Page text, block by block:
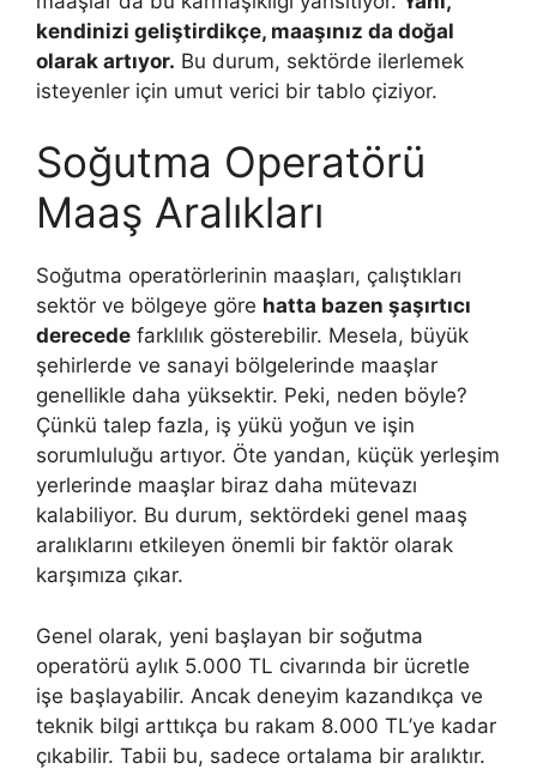
kendinizi geliştirdikçe, maaşınız da doğal
olarak artıyor. Bu durum, sektörde ilerlemek
isteyenler için umut verici bir tablo çiziyor.
Soğutma Operatörü
Maaş Aralıkları
Soğutma operatörlerinin maaşları, çalıştıkları
sektör ve bölgeye göre hatta bazen şaşırtıcı
derecede farklılık gösterebilir. Mesela, büyük
şehirlerde ve sanayi bölgelerinde maaşlar
genellikle daha yüksektir. Peki, neden böyle?
Çünkü talep fazla, iş yükü yoğun ve işin
sorumluluğu artıyor. Öte yandan, küçük yerleşim
yerlerinde maaşlar biraz daha mütevazı
kalabiliyor. Bu durum, sektördeki genel maaş
aralıklarını etkileyen önemli bir faktör olarak
karşımıza çıkar.
Genel olarak, yeni başlayan bir soğutma
operatörü aylık 5.000 TL civarında bir ücretle
işe başlayabilir. Ancak deneyim kazandıkça ve
teknik bilgi arttıkça bu rakam 8.000 TL’ye kadar
çıkabilir. Tabii bu, sadece ortalama bir aralıktır.